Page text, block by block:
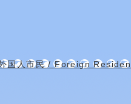
国人市民 / Foreign